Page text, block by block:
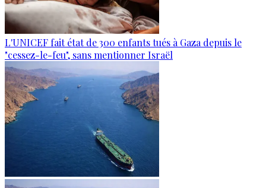
L'UNICEF fait état de 300 enfants tués à Gaza depuis le
"cessez-le-feu", sans mentionner Israël